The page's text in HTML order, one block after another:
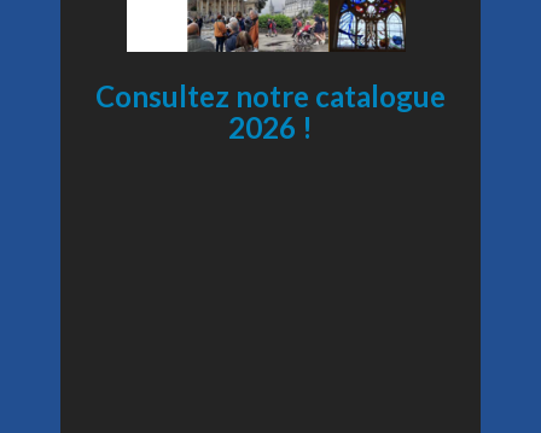
Consultez notre catalogue
2026 !